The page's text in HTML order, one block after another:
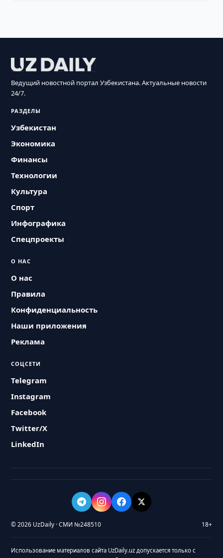
Ведущий новостной портал Узбекистана. Актуальные новости
24/7.
РАЗДЕЛЫ
Узбекистан
Экономика
Финансы
Технологии
Культура
Спорт
Инфографика
Спецпроекты
О НАС
О нас
Правила
Конфиденциальность
Наши приложения
Реклама
СОЦСЕТИ
Telegram
Instagram
Facebook
Twitter/X
LinkedIn
© 2026 UzDaily · СМИ №248510 18+
Использование материалов сайта UzDaily.uz допускается только с